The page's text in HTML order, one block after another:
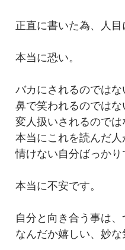
正直に書いた為、人目
本当に恐い。
バカにされるのではな
鼻で笑われるのではな
変人扱いされるのでは
本当にこれを読んだ人
情けない自分ばっかり
本当に不安です。
自分と向き合う事は
なんだか嬉しい、妙な